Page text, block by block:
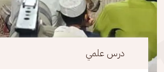
درس علمي